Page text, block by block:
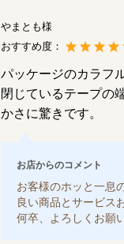
やまとも様
おすすめ度：
パッケージのカラフ
閉じているテープの
かさに驚きです。
お店からのコメント
お客様のホッと一息
良い商品とサービス
何卒、よろしくお願